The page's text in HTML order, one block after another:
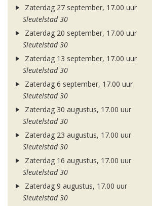
Zaterdag 27 september, 17.00 uur
Sleutelstad 30
Zaterdag 20 september, 17.00 uur
Sleutelstad 30
Zaterdag 13 september, 17.00 uur
Sleutelstad 30
Zaterdag 6 september, 17.00 uur
Sleutelstad 30
Zaterdag 30 augustus, 17.00 uur
Sleutelstad 30
Zaterdag 23 augustus, 17.00 uur
Sleutelstad 30
Zaterdag 16 augustus, 17.00 uur
Sleutelstad 30
Zaterdag 9 augustus, 17.00 uur
Sleutelstad 30